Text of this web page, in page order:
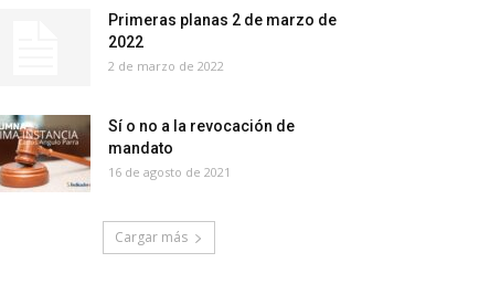
Primeras planas 2 de marzo de
2022
2 de marzo de 2022
Sí o no a la revocación de
mandato
16 de agosto de 2021
Cargar más